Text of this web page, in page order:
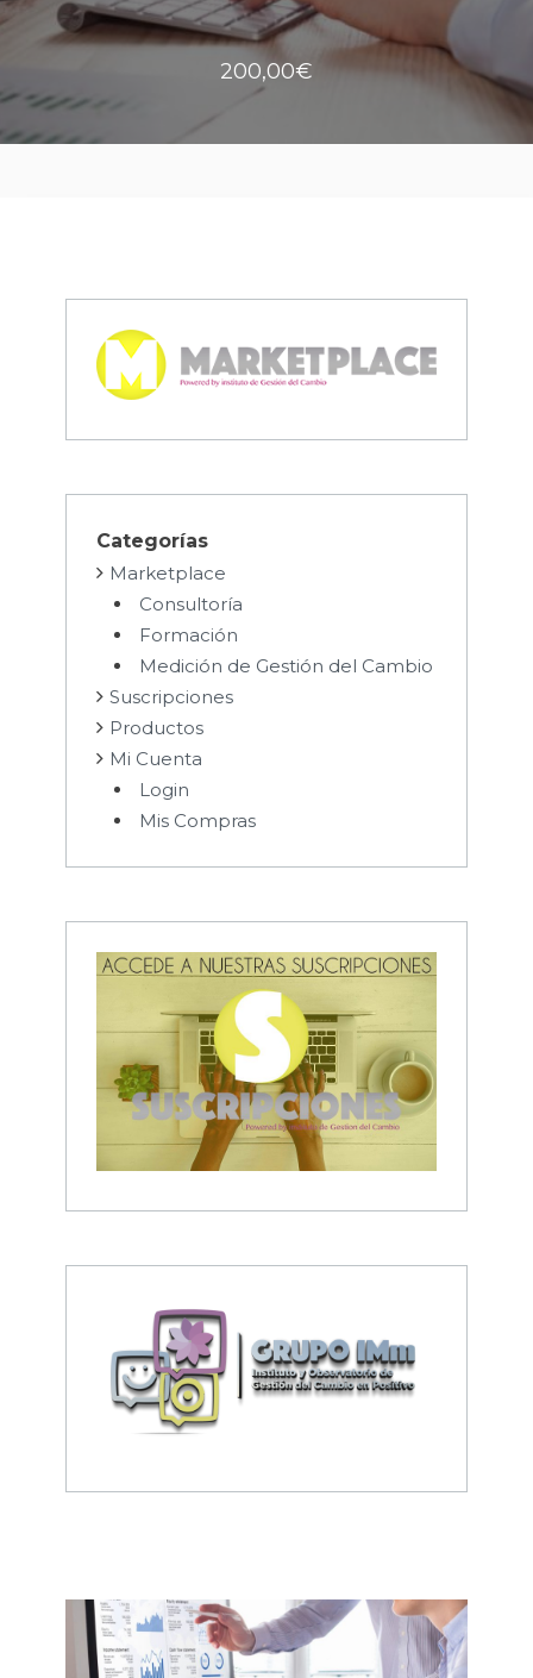
200,00€
Categorías
Marketplace
Consultoría
Formación
Medición de Gestión del Cambio
Suscripciones
Productos
Mi Cuenta
Login
Mis Compras